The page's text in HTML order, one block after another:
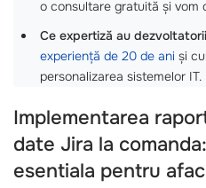
o consultare gratuită și vom
Ce expertiză au
experiență de 20 de ani și
personalizarea sistemelor IT.
Implementarea
date Jira la
esentiala pentru